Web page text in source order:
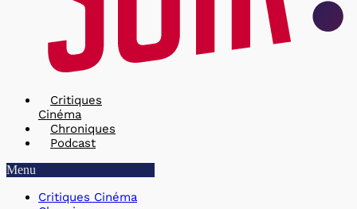
Critiques
Cinéma
Chroniques
Podcast
Menu
Critiques Cinéma